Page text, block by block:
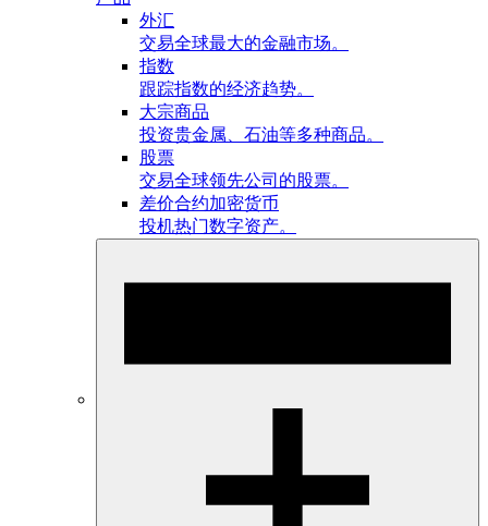
外汇
交易全球最大的金融市场。
指数
跟踪指数的经济趋势。
大宗商品
投资贵金属、石油等多种商品。
股票
交易全球领先公司的股票。
差价合约加密货币
投机热门数字资产。